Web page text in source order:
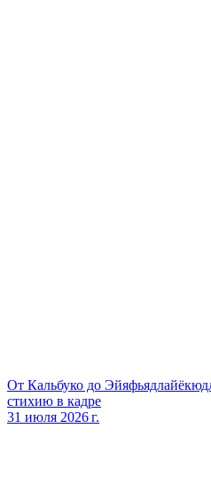
От Кальбуко до
стихию в кадре
31 июля 2026 г.